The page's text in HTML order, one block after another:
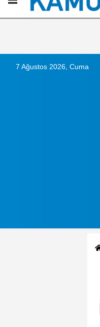
İletişim Çerez
7 Ağustos 2026, Cuma